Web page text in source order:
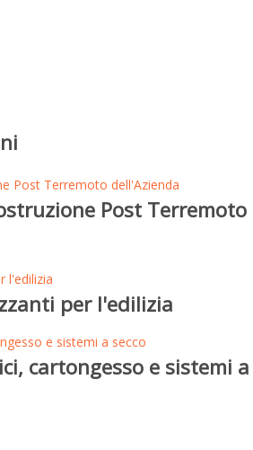
Post Terremoto dell'Azienda
Post Terremoto
l'edilizia
per l'edilizia
e sistemi a secco
cartongesso e sistemi a